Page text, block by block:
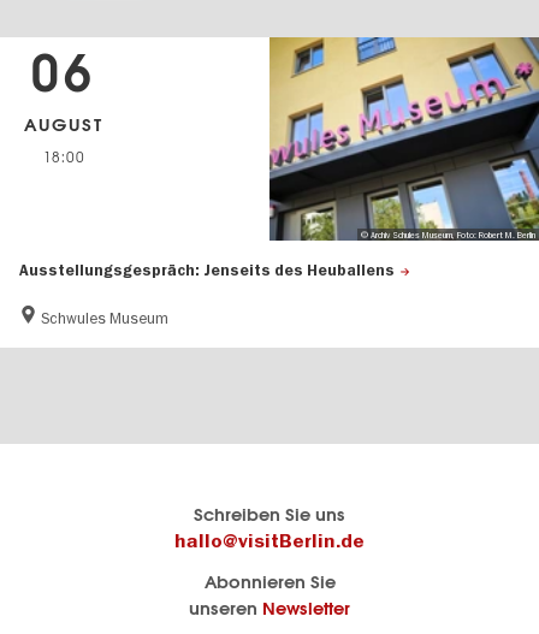
Ausstellungsgespräch: Jenseits des Heuballens
Schwules Museum
06
AUGUST
18:00
© Archiv Schules Museum, Foto: Robert M. Berlin
Schreiben Sie uns
hallo@visitBerlin.de
Abonnieren Sie
unseren Newsletter